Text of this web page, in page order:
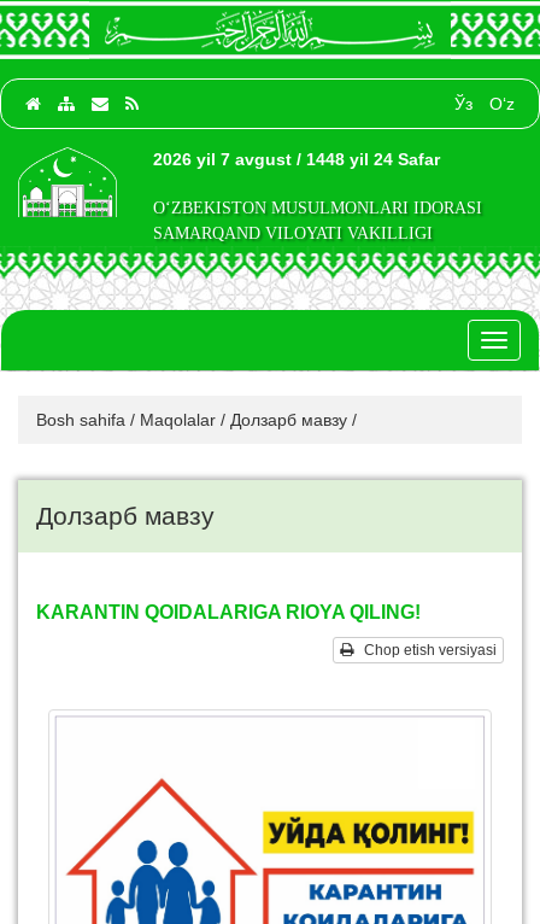
Ўз O‘z
2026 yil 7 avgust / 1448 yil 24 Safar
O‘ZBEKISTON MUSULMONLARI IDORASI
SAMARQAND VILOYATI VAKILLIGI
Bosh sahifa / Maqolalar / Долзарб мавзу /
Долзарб мавзу
KARANTIN QOIDALARIGA RIOYA QILING!
Chop etish versiyasi